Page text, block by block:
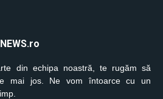
din echipa noastră, te rugăm să
mai jos. Ne vom întoarce cu un